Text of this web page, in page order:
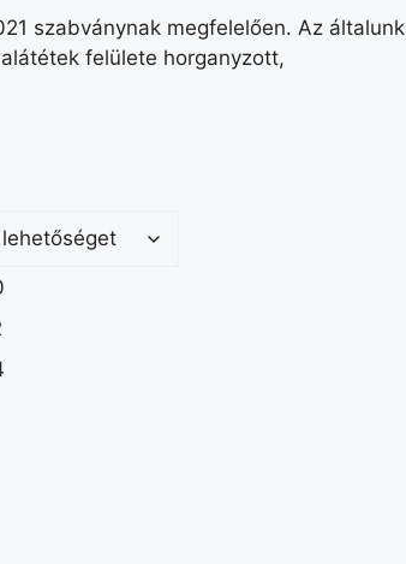
szabványnak megfelelően. Az általunk
felülete horganyzott,